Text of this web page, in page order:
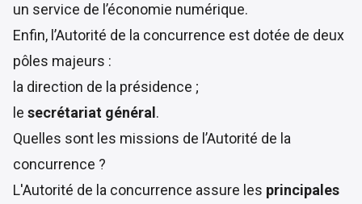
un service de l’économie numérique.
Enfin, l’Autorité de la concurrence est dotée de deux
pôles majeurs :
la direction de la présidence ;
le secrétariat général .
Quelles sont les missions de l’Autorité de la
concurrence ?
L'Autorité de la concurrence assure les principales